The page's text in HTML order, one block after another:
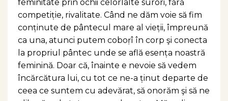
feminitate prin ochii celorlalte surori, fără
competiție, rivalitate. Când ne dăm voie să fim
conținute de pântecul mare al vieții, împreună
ca una, atunci putem coboṛî în corp şi conecta
la propriul pântec unde se află esența noastră
feminină. Doar că, înainte e nevoie să vedem
încărcătura lui, cu tot ce ne-a ținut departe de
ceea ce suntem cu adevărat, să onorăm şi să ne